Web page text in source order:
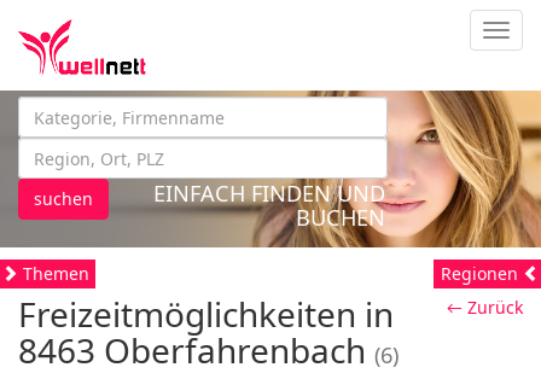
suchen
EINFACH FINDEN UND
BUCHEN
Themen
← Zurück
Freizeitmöglichkeiten in
8463 Oberfahrenbach (6)
Regionen